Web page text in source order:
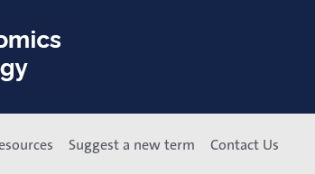
Suggest a new term Contact Us